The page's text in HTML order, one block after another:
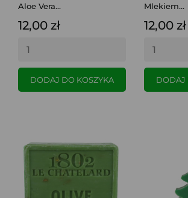
Aloe Vera...
12,00 zł
DODAJ DO KOSZYKA
Mlekiem...
12,00 zł
DODAJ